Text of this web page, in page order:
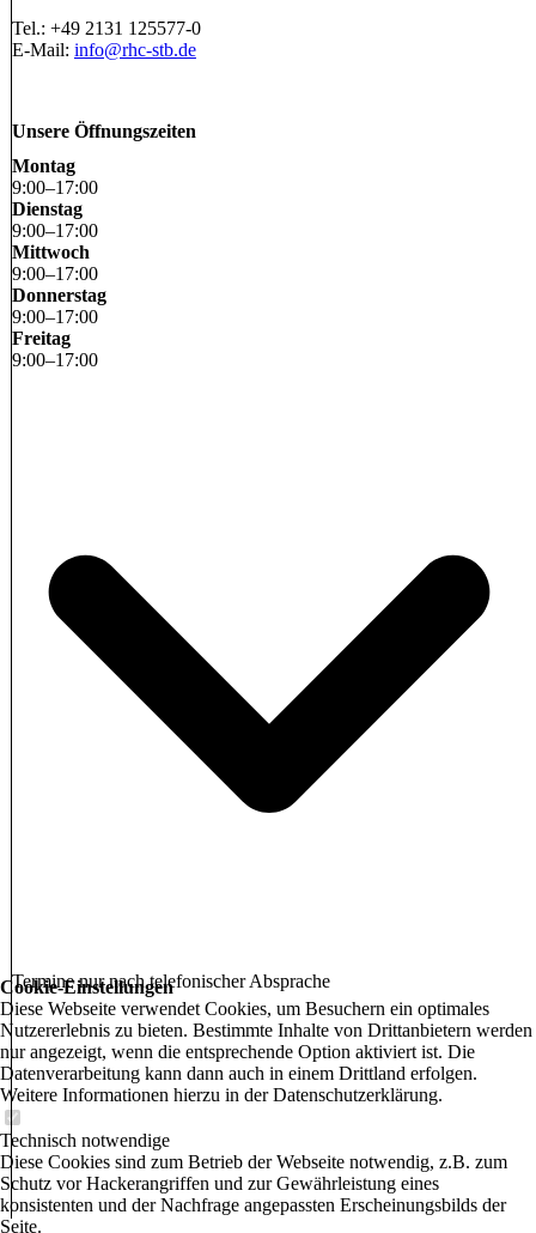
Tel.: +49 2131 125577-0
E-Mail: info@rhc-stb.de
Unsere Öffnungszeiten
Montag
9:00–17:00
Dienstag
9:00–17:00
Mittwoch
9:00–17:00
Donnerstag
9:00–17:00
Freitag
9:00–17:00
Termine nur nach telefonischer Absprache
Cookie-Einstellungen
Diese Webseite verwendet Cookies, um Besuchern ein optimales
Nutzererlebnis zu bieten. Bestimmte Inhalte von Drittanbietern werden
nur angezeigt, wenn die entsprechende Option aktiviert ist. Die
Datenverarbeitung kann dann auch in einem Drittland erfolgen.
Weitere Informationen hierzu in der Datenschutzerklärung.
Technisch notwendige
Diese Cookies sind zum Betrieb der Webseite notwendig, z.B. zum
Schutz vor Hackerangriffen und zur Gewährleistung eines
konsistenten und der Nachfrage angepassten Erscheinungsbilds der
Seite.